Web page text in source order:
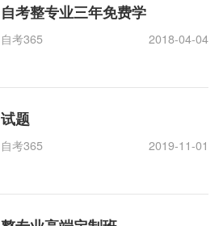
自考整专业三年免费学
自考365 2018-04-04
试题
自考365 2019-11-01